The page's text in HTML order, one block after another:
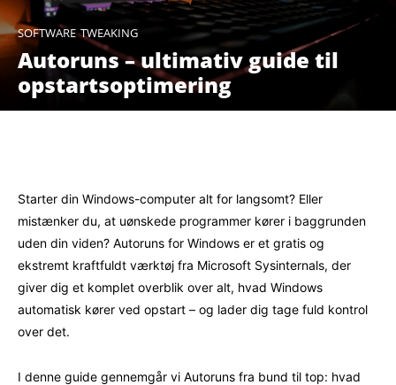
SOFTWARE TWEAKING
Autoruns – ultimativ guide til
opstartsoptimering
Starter din Windows-computer alt for langsomt? Eller
mistænker du, at uønskede programmer kører i baggrunden
uden din viden? Autoruns for Windows er et gratis og
ekstremt kraftfuldt værktøj fra Microsoft Sysinternals, der
giver dig et komplet overblik over alt, hvad Windows
automatisk kører ved opstart – og lader dig tage fuld kontrol
over det.
I denne guide gennemgår vi Autoruns fra bund til top: hvad